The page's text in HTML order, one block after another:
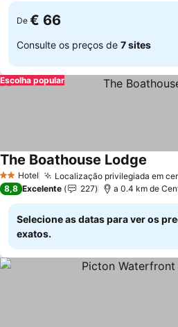
De € 66
Consulte os preços de 7 sites
Escolha popular
2 Estrelas
Hotel Localização privilegiada em
The Boathouse Lodge
8,8 Excelente 227 a 0.4 km de
Selecione as datas para ver os
exatos.